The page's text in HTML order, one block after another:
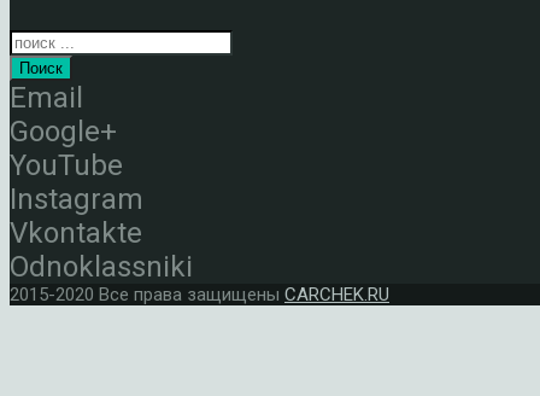
Поиск
Email
Google+
YouTube
Instagram
Vkontakte
Odnoklassniki
2015-2020 Все права защищены CARCHEK.RU